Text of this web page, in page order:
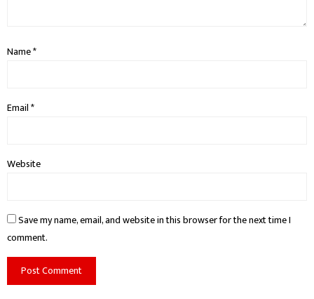
Name*
Email*
Website
Save my name, email, and website in this browser for the next time I
comment.